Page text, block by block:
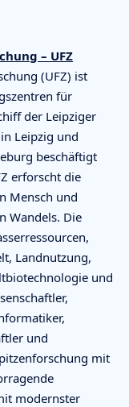
– UFZ
(UFZ) ist
für
der Leipziger
Leipzig und
beschäftigt
erforscht die
Mensch und
Wandels. Die
Landnutzung,
und
und
mit
modernster